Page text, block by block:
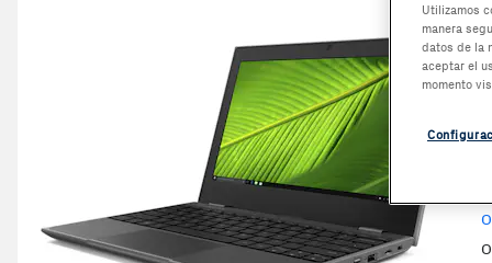
-48,67€
Utilizamos
manera
datos de la
aceptar el
momento